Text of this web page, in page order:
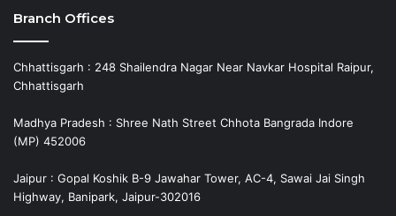
Branch Offices
Chhattisgarh : 248 Shailendra Nagar Near Navkar Hospital Raipur,
Chhattisgarh
Madhya Pradesh : Shree Nath Street Chhota Bangrada Indore
(MP) 452006
Jaipur : Gopal Koshik B-9 Jawahar Tower, AC-4, Sawai Jai Singh
Highway, Banipark, Jaipur-302016